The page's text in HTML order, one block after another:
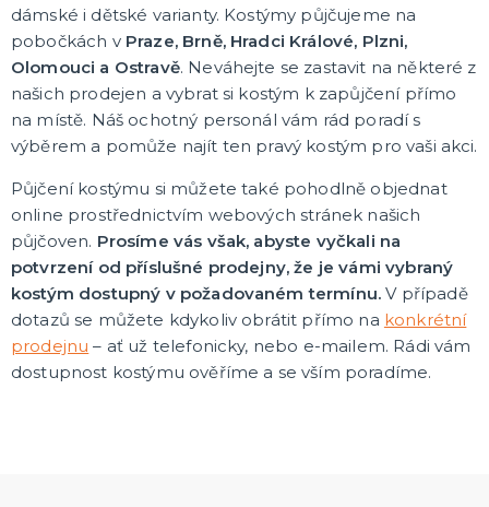
KARNEVALOVÉ KOSTÝMY
Dámské kostýmy
Dětské kostýmy
Klobouky a pokrývky hlavy
Paruky
Masky a škrabošky
Barvy a líčidla
Zranění, rány a jizvy
Čelenky a korunky
Spreje na tělo a vlasy
Zuby, nosy a uši
Vousy a knírky
Brýle
Umělé řasy
Kravaty, motýlky, kšandy
Rukavice a nehty
Punčochy a punčocháče
Sukně a spodničky
Péřová boa
Šperky
Havajské věnce
Pompony pro roztleskávačky
Pláště
Rohy
Křídla
Hole, hůlky a košťata
Doplňky do ruky
Zbraně, brnění a helmy
Sety s doplňky
Další doplňky
Barevné kontaktní čočky
Žertíčky
Nafukovací doplňky
Boty
DALŠÍ KATEGORIE
ORIGINÁLNÍ DÁRKY
Zástěry s potiskem
Placky
dámské i dětské varianty. Kostýmy půjčujeme na
pobočkách v Praze, Brně, Hradci Králové, Plzni,
Olomouci a Ostravě. Neváhejte se zastavit na některé z
našich prodejen a vybrat si kostým k zapůjčení přímo
na místě. Náš ochotný personál vám rád poradí s
výběrem a pomůže najít ten pravý kostým pro vaši akci.
Půjčení kostýmu si můžete také pohodlně objednat
online prostřednictvím webových stránek našich
půjčoven. Prosíme vás však, abyste vyčkali na
potvrzení od příslušné prodejny, že je vámi vybraný
kostým dostupný v požadovaném termínu. V případě
dotazů se můžete kdykoliv obrátit přímo na konkrétní
prodejnu – ať už telefonicky, nebo e-mailem. Rádi vám
dostupnost kostýmu ověříme a se vším poradíme.